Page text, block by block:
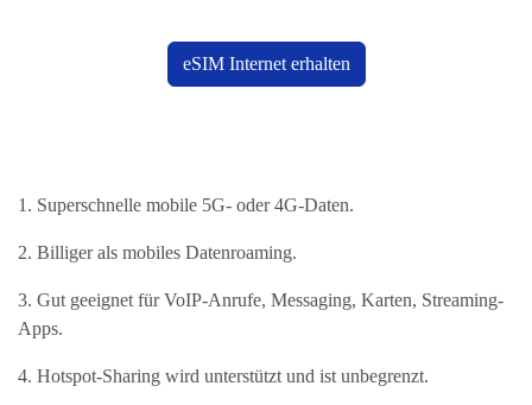
eSIM Internet erhalten
1. Superschnelle mobile 5G- oder 4G-Daten.
2. Billiger als mobiles Datenroaming.
3. Gut geeignet für VoIP-Anrufe, Messaging, Karten, Streaming-
Apps.
4. Hotspot-Sharing wird unterstützt und ist unbegrenzt.